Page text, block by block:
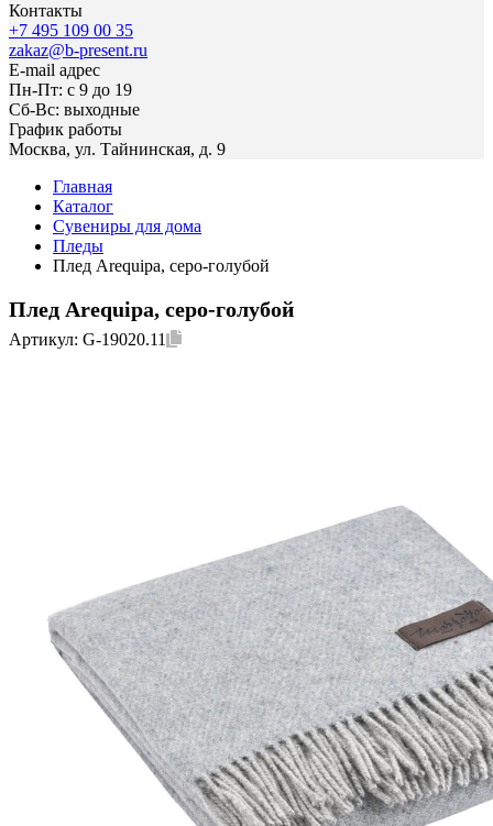
Контакты
+7 495 109 00 35
zakaz@b-present.ru
E-mail адрес
Пн-Пт: с 9 до 19
Сб-Вс: выходные
График работы
Москва, ул. Тайнинская, д. 9
Главная
Каталог
Сувениры для дома
Пледы
Плед Аrequipa, серо-голубой
Плед Аrequipa, серо-голубой
Артикул: G-19020.11